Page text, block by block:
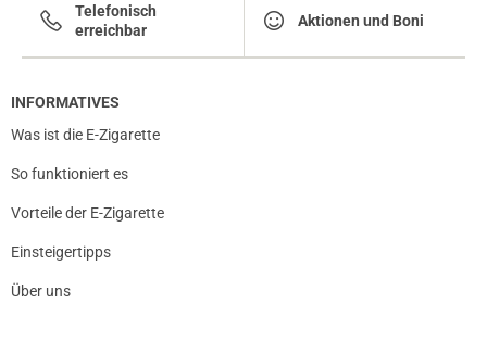
Telefonisch
erreichbar
Aktionen und Boni
INFORMATIVES
Was ist die E-Zigarette
So funktioniert es
Vorteile der E-Zigarette
Einsteigertipps
Über uns